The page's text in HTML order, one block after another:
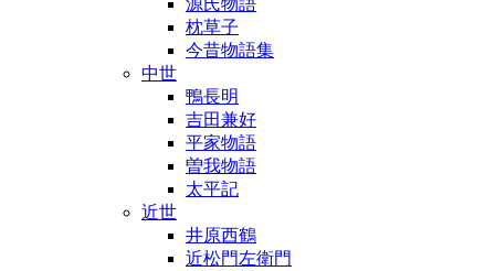
源氏物語
枕草子
今昔物語集
中世
鴨長明
吉田兼好
平家物語
曽我物語
太平記
近世
井原西鶴
近松門左衛門